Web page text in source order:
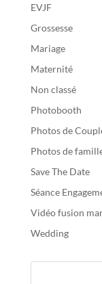
EVJF
Grossesse
Mariage
Maternité
Non classé
Photobooth
Photos de
Photos de
Save The Date
Séance
Vidéo fusion
Wedding